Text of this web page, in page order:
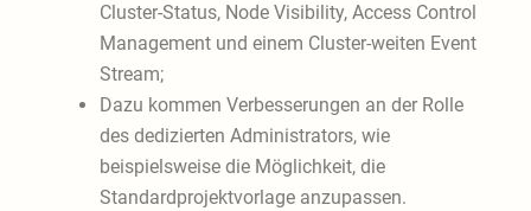
Cluster-Status, Node Visibility, Access Control
Management und einem Cluster-weiten Event
Stream;
Dazu kommen Verbesserungen an der Rolle
des dedizierten Administrators, wie
beispielsweise die Möglichkeit, die
Standardprojektvorlage anzupassen.